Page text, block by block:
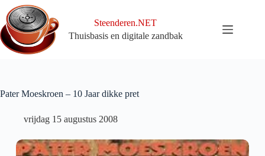
naar
de
inhoud
Steenderen.NET
Thuisbasis en digitale zandbak
Pater Moeskroen – 10 Jaar dikke pret
vrijdag 15 augustus 2008